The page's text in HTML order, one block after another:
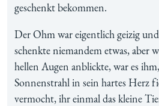
geschenkt bekommen.
Der Ohm war eigentlich geizig
schenkte niemandem etwas, aber
hellen Augen anblickte, war es
Sonnenstrahl in sein hartes Herz
vermocht, ihr einmal das kleine